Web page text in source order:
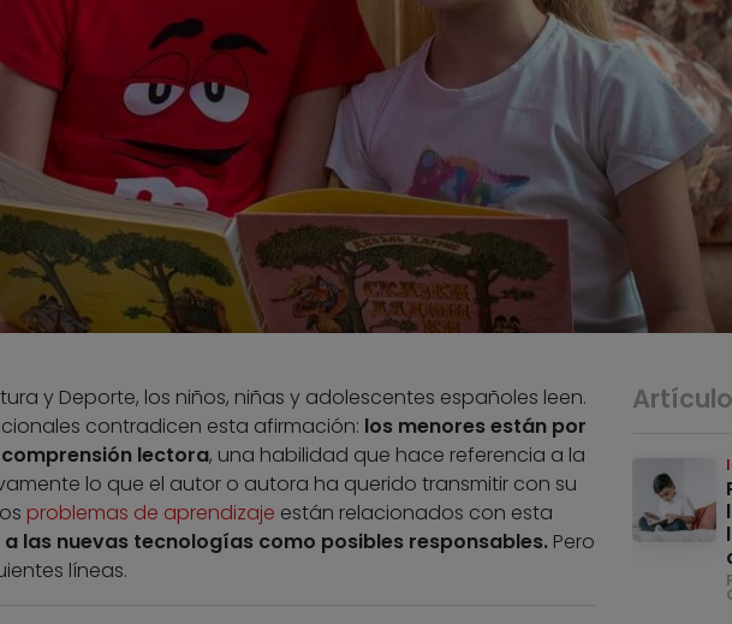
y Deporte, los niños, niñas y adolescentes españoles leen.
contradicen esta afirmación: los menores están por
lectora, una habilidad que hace referencia a la
lo que el autor o autora ha querido transmitir con su
problemas de aprendizaje están relacionados con esta
las nuevas tecnologías como posibles responsables.Pero
líneas.